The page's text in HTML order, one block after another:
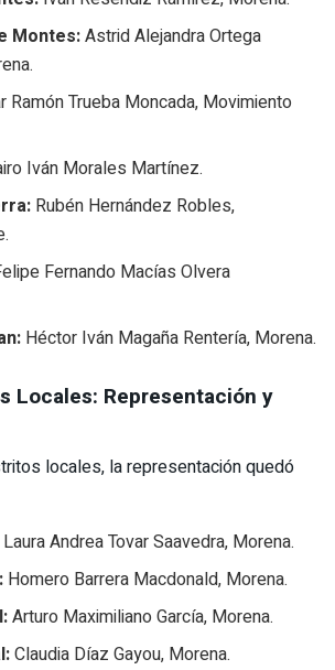
Montes:Astrid Alejandra Ortega
Ramón Trueba Moncada, Movimiento
Iván Morales Martínez.
Rubén Hernández Robles,
Fernando Macías Olvera
Héctor Iván Magaña Rentería, Morena.
Locales: Representación y
locales, la representación quedó
Laura Andrea Tovar Saavedra, Morena.
Homero Barrera Macdonald, Morena.
Arturo Maximiliano García, Morena.
Claudia Díaz Gayou, Morena.